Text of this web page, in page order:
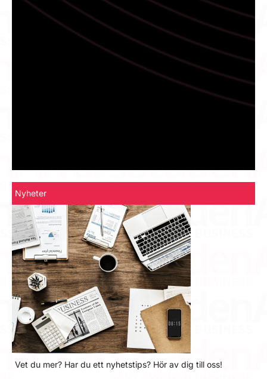
Nyheter
Vet du mer? Har du ett nyhetstips? Hör av dig till oss!